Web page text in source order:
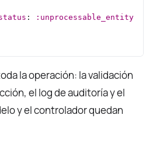
:
:unprocessable_entity
la operación: la validación
el log de auditoría y el
y el controlador quedan